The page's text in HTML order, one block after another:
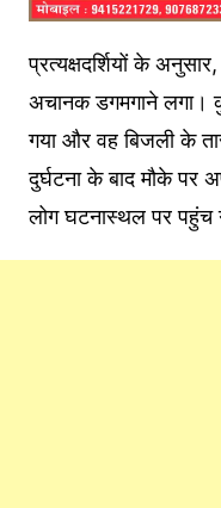
प्रत्यक्षदर्शियों के
अचानक डगमगाने लगा।
गया और वह बिजली के
दुर्घटना के बाद मौके पर
लोग घटनास्थल पर पहुंच